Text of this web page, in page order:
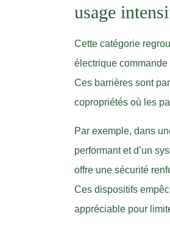
usage
Cette catégorie
électrique commande
Ces barrières sont
copropriétés où les
Par exemple, dans
performant et d’un
offre une sécurité
Ces dispositifs
appréciable pour